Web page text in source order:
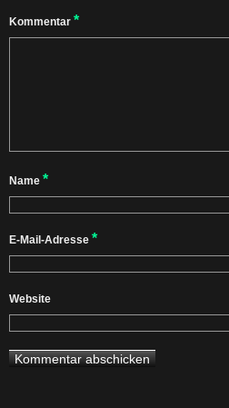
Kommentar *
Name *
E-Mail-Adresse *
Website